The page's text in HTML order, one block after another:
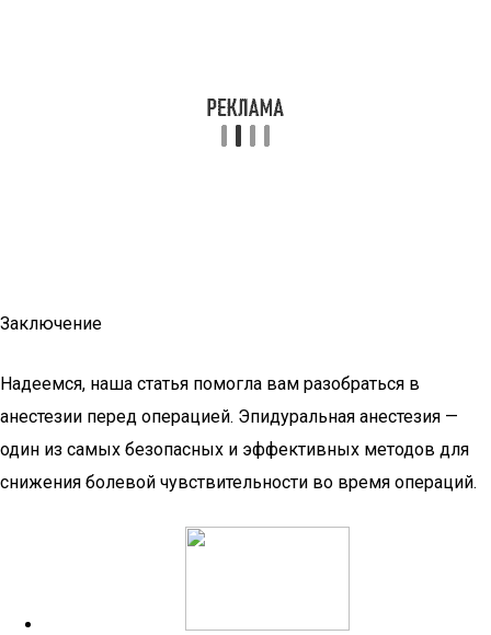
Заключение
Надеемся, наша статья помогла вам разобраться в
анестезии перед операцией. Эпидуральная анестезия —
один из самых безопасных и эффективных методов для
снижения болевой чувствительности во время операций.